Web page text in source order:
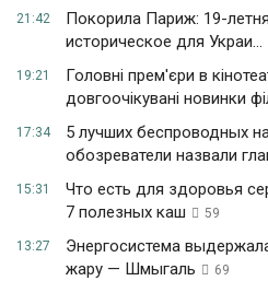
21:42
Покорила Париж: 19-
историческое для Украи...
19:21
Головні прем'єри в
довгоочікувані новинки
17:34
5 лучших беспроводных
обозреватели назвали
15:31
Что есть для здоровья
7 полезных каш
59
13:27
Энергосистема
жару — Шмыгаль
69